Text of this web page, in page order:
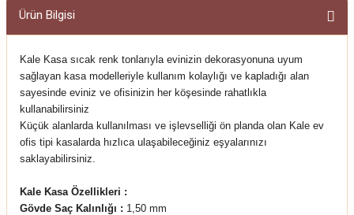
Ürün Bilgisi
Kale Kasa sıcak renk tonlarıyla evinizin dekorasyonuna uyum
sağlayan kasa modelleriyle kullanım kolaylığı ve kapladığı alan
sayesinde eviniz ve ofisinizin her köşesinde rahatlıkla
kullanabilirsiniz
Küçük alanlarda kullanılması ve işlevselliği ön planda olan Kale ev
ofis tipi kasalarda hızlıca ulaşabileceğiniz eşyalarınızı
saklayabilirsiniz.
Kale Kasa Özellikleri :
Gövde Saç Kalınlığı : 1,50 mm